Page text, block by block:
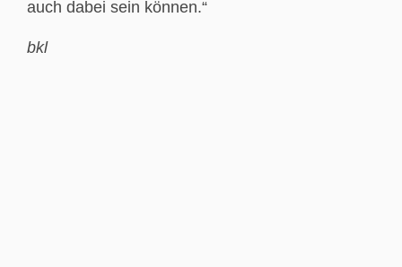
auch dabei sein können.“
bkl